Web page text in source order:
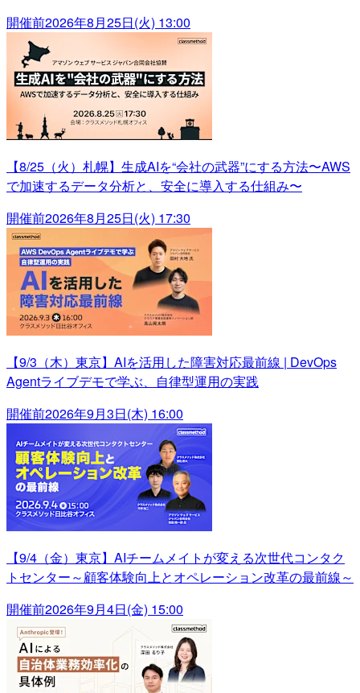
開催前2026年8月25日(火) 13:00
【8/25（火）札幌】生成AIを“会社の武器”にする方法〜AWS
で加速するデータ分析と、安全に導入する仕組み〜
開催前2026年8月25日(火) 17:30
【9/3（木）東京】AIを活用した障害対応最前線 | DevOps
Agentライブデモで学ぶ、自律型運用の実践
開催前2026年9月3日(木) 16:00
【9/4（金）東京】AIチームメイトが変える次世代コンタク
トセンター～顧客体験向上とオペレーション改革の最前線～
開催前2026年9月4日(金) 15:00